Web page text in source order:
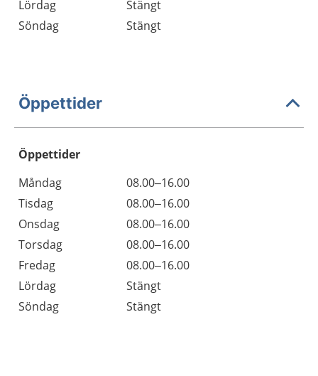
Lördag
Stängt
Söndag
Stängt
Öppettider
Öppettider
Dag
Öppettider
Kommentarer
Måndag
08.00–16.00
Tisdag
08.00–16.00
Onsdag
08.00–16.00
Torsdag
08.00–16.00
Fredag
08.00–16.00
Lördag
Stängt
Söndag
Stängt